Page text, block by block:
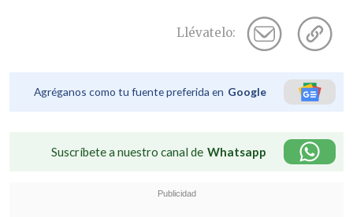
Llévatelo:
Agréganos como tu fuente preferida en Google
Suscríbete a nuestro canal de Whatsapp